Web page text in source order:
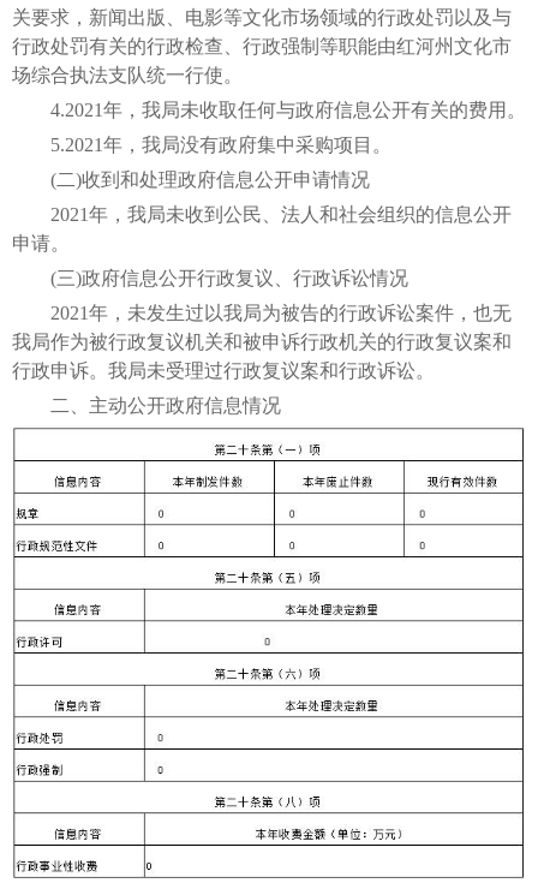
关要求，新闻出版、电影等文化市场领域的行政处罚以及与
行政处罚有关的行政检查、行政强制等职能由红河州文化市
场综合执法支队统一行使。
4.2021年，我局未收取任何与政府信息公开有关的费用。
5.2021年，我局没有政府集中采购项目。
(二)收到和处理政府信息公开申请情况
2021年，我局未收到公民、法人和社会组织的信息公开
申请。
(三)政府信息公开行政复议、行政诉讼情况
2021年，未发生过以我局为被告的行政诉讼案件，也无
我局作为被行政复议机关和被申诉行政机关的行政复议案和
行政申诉。我局未受理过行政复议案和行政诉讼。
二、主动公开政府信息情况